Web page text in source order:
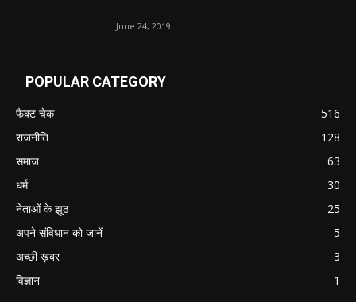
June 24, 2019
POPULAR CATEGORY
फैक्ट चेक
516
राजनीति
128
समाज
63
धर्म
30
नेताओं के झूठ
25
अपने संविधान को जानें
5
अच्छी ख़बर
3
विज्ञान
1